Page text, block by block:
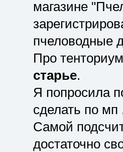
магазине
пчеловодные
Про
старье.
Я попросила
сделать по
Самой
достаточно